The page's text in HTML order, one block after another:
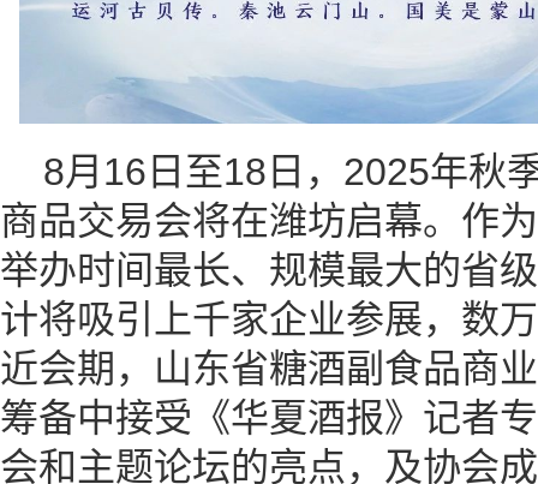
8月16日至18日，2025年秋
商品交易会将在潍坊启幕。作
举办时间最长、规模最大的省
计将吸引上千家企业参展，数
近会期，山东省糖酒副食品商
筹备中接受《华夏酒报》记者
会和主题论坛的亮点，及协会